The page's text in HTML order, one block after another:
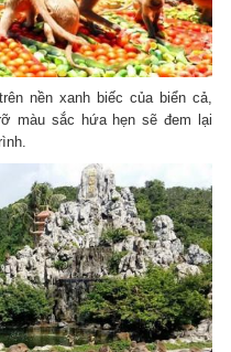
nền xanh biếc của biển cả,
màu sắc hứa hẹn sẽ đem lại